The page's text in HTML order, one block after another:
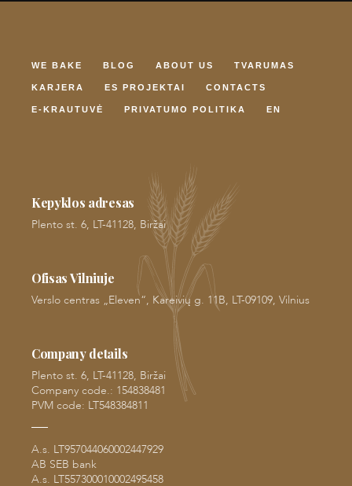
WE BAKE BLOG ABOUT US TVARUMAS
KARJERA ES PROJEKTAI CONTACTS
E-KRAUTUVĖ PRIVATUMO POLITIKA EN
Kepyklos adresas
Plento st. 6, LT-41128, Biržai
Ofisas Vilniuje
Verslo centras „Eleven“, Kareivių g. 11B, LT-09109, Vilnius
Company details
Plento st. 6, LT-41128, Biržai
Company code.: 154838481
PVM code: LT548384811
A.s. LT957044060002447929
AB SEB bank
A.s. LT557300010002495458